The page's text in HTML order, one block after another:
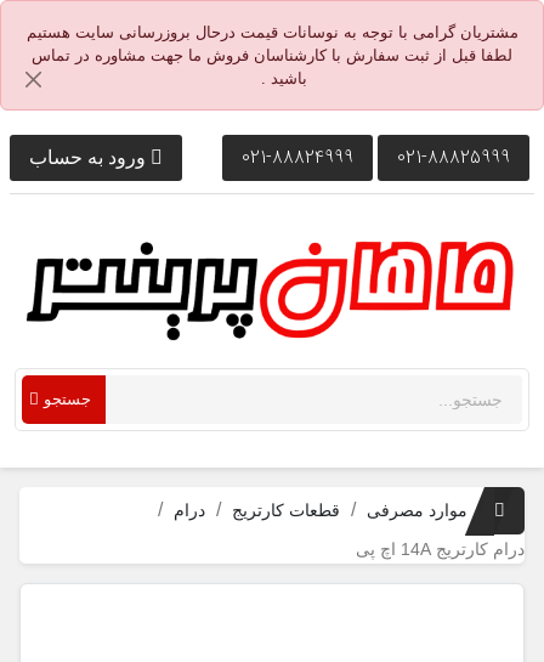
مشتریان گرامی با توجه به نوسانات قیمت درحال بروزرسانی سایت هستیم
لطفا قبل از ثبت سفارش با کارشناسان فروش ما جهت مشاوره در تماس
باشید .
021-88825999
021-88824999 ورود به حساب
جستجو
موارد مصرفی قطعات کارتریج
درام
درام کارتریج 14A اچ پی